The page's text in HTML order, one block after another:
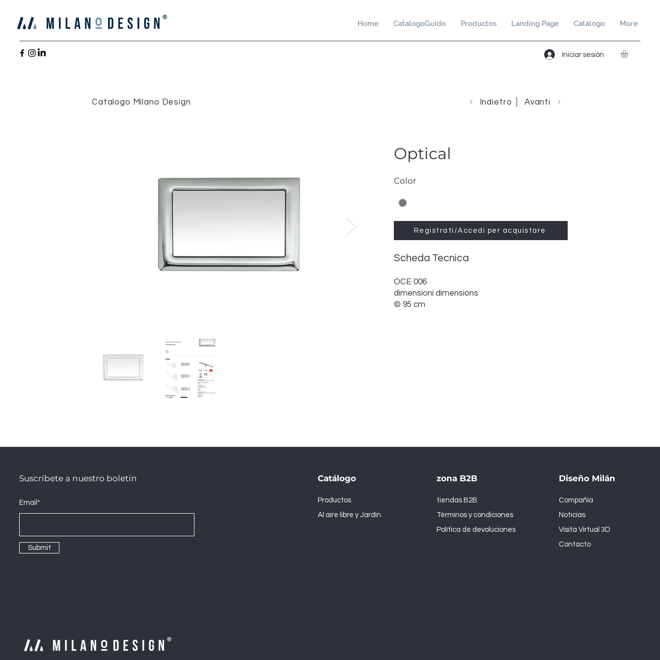
Home CatalogoGuido Productos Landing Page Catálogo More
Iniciar sesión
Catalogo Milano Design Indietro Avanti
Optical
Color
Registrati/Accedi per acquistare
Scheda Tecnica
OCE 006
dimensioni dimensions
© 95 cm
Suscríbete a nuestro boletín
Email*
Submit
Catálogo
Productos
Al aire libre y Jardín
zona B2B
tiendas B2B
Términos y condiciones
Política de devoluciones
Diseño Milán
Compañía
Noticias
Visita Virtual 3D
Contacto